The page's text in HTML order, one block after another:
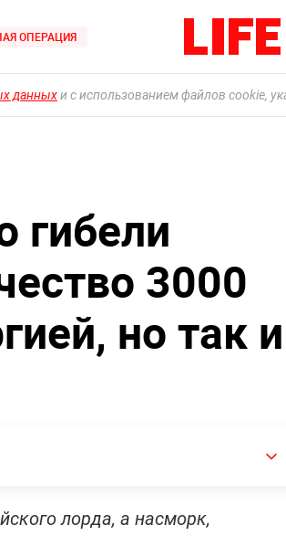
ОПЕРАЦИЯ
данныхи с использованием файлов cookie,
гибели
3000
но так и
лорда, а насморк,